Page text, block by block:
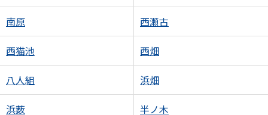
南原 西瀬古
西猫池 西畑
八人組 浜畑
浜薮 半ノ木